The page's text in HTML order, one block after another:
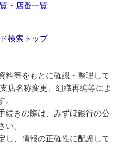
・店番一覧
検索トップ
料等をもとに確認・整理して
店名称変更、組織再編等によ
。
続きの際は、みずほ銀行の公
い。
し、情報の正確性に配慮して